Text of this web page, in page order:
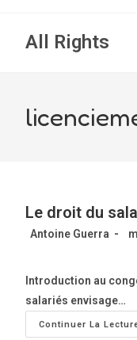
All Rights
Le droit du
Antoine Guerra
Introduction au
salariés envisage…
Continuer La